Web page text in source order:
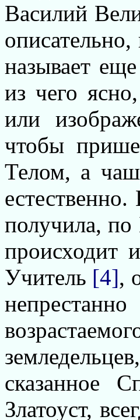
Василий
называет
из чего
или
чтобы
Телом, а
получила, по
происходит
Учитель [4],
сказанное
Златоуст,